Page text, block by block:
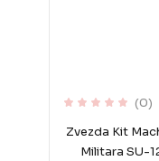
(0)
Zvezda Kit
Militara SU-